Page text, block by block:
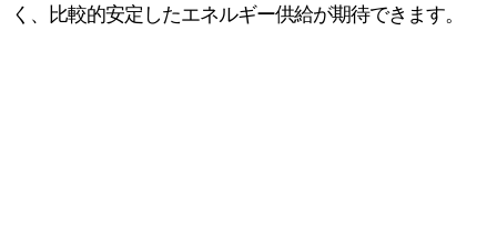
く、比較的安定したエネルギー供給が期待できます。